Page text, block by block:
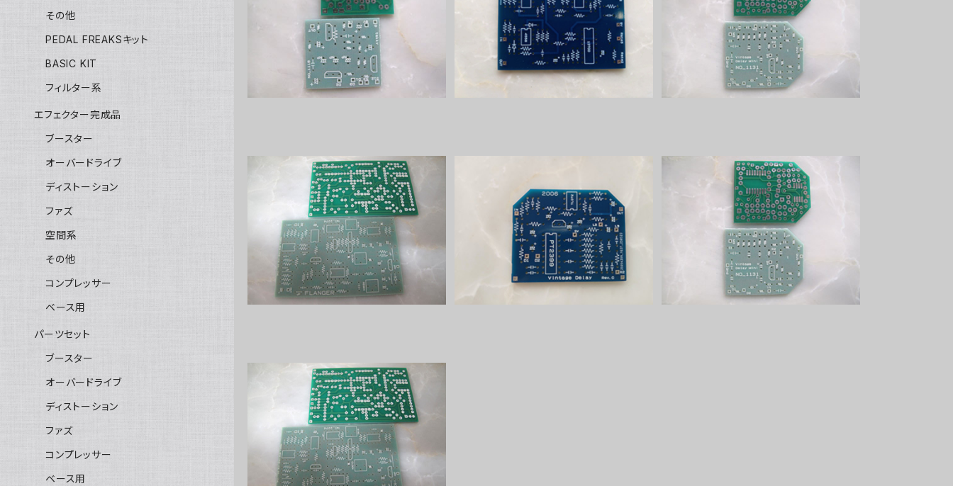
Vintage Tremoloプリント基板
¥900
ROSS Phaserプリント基板
¥1,400
Vintage Delay Miniプリント基板
¥1,100
Flangerプリント基板
¥1,800
Vintage Delayプリント基板
¥1,200
Vintage Delay Miniプリント基板
¥1,200
Flangerプリント基板
¥1,800
その他
PEDAL FREAKSキット
BASIC KIT
フィルター系
エフェクター完成品
ブースター
オーバードライブ
ディストーション
ファズ
空間系
その他
コンプレッサー
ベース用
パーツセット
ブースター
オーバードライブ
ディストーション
ファズ
コンプレッサー
ベース用